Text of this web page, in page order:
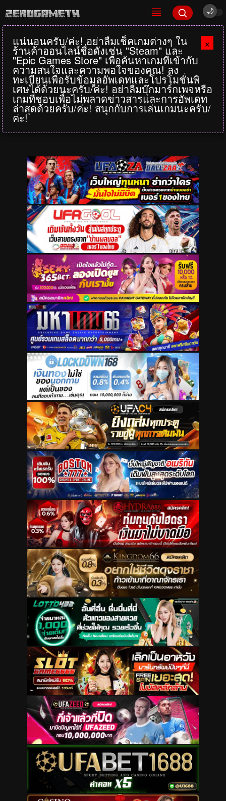
×
แน่นอนครับ/ค่ะ! อย่าลืมเช็คเกมต่างๆ ใน
ร้านค้าออนไลน์ชื่อดังเช่น "Steam" และ
"Epic Games Store" เพื่อค้นหาเกมที่เข้ากับ
ความสนใจและความพอใจของคุณ! ลง
ทะเบียนเพื่อรับข้อมูลอัพเดทและโปรโมชั่นพิ
เศษได้ด้วยนะครับ/ค่ะ! อย่าลืมบุ๊กมาร์กเพจหรือ
เกมที่ชอบเพื่อไม่พลาดข่าวสารและการอัพเดท
ล่าสุดด้วยครับ/ค่ะ! สนุกกับการเล่นเกมนะครับ/
ค่ะ!